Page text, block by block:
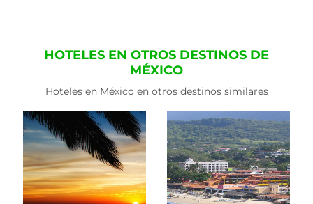
HOTELES EN OTROS DESTINOS DE
MÉXICO
Hoteles en México en otros destinos similares